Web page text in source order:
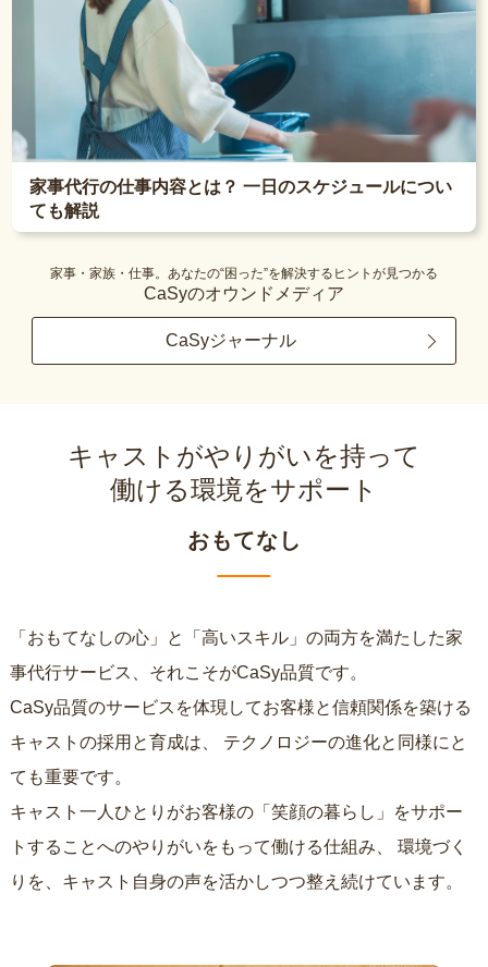
家事代行の仕事内容とは？ 一日のスケジュールについ
ても解説
家事・家族・仕事。あなたの“困った”を解決するヒントが見つかる
CaSyのオウンドメディア
CaSyジャーナル
キャストがやりがいを持って
働ける環境をサポート
おもてなし
「おもてなしの心」と「高いスキル」の両方を満たした家
事代行サービス、それこそがCaSy品質です。
CaSy品質のサービスを体現してお客様と信頼関係を築ける
キャストの採用と育成は、
ても重要です。
キャスト一人ひとりがお客様の「笑顔の暮らし」をサポー
トすることへのやりがいをもって働ける仕組み、
りを、キャスト自身の声を活かしつつ整え続けています。